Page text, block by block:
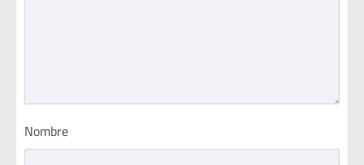
Nombre